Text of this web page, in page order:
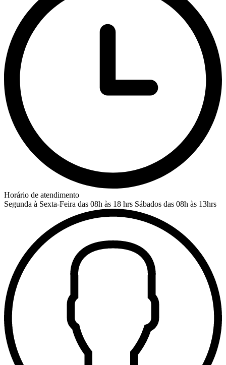
Horário de atendimento
Segunda à Sexta-Feira das 08h às 18 hrs Sábados das 08h às 13hrs